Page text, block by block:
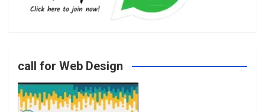
o r
call for Web Design